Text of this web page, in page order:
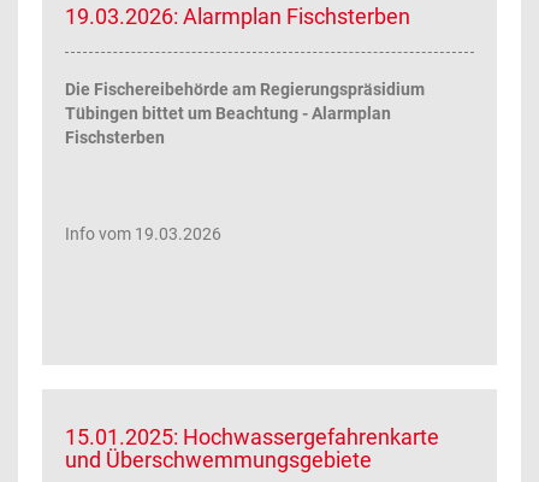
19.03.2026: Alarmplan Fischsterben
Die Fischereibehörde am Regierungspräsidium
Tübingen bittet um Beachtung - Alarmplan
Fischsterben
Info vom 19.03.2026
15.01.2025: Hochwassergefahrenkarte
und Überschwemmungsgebiete